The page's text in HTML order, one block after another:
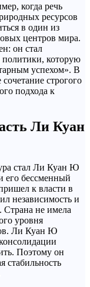
когда речь
ресурсов
в один из
центров мира.
он стал
политики, которую
успехом». В
строгого
подхода к
Ли Куан
стал Ли Куан Ю
его бессменный
к власти в
независимость и
Страна не имела
уровня
Ли Куан Ю
Поэтому он
стабильность